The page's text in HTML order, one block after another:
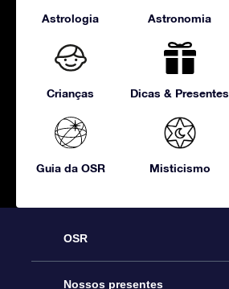
Astrologia Astronomia
Crianças Dicas & Presentes
Guia da OSR Misticismo
OSR
Serviço
Nossos presentes